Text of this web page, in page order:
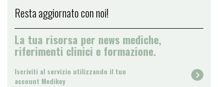
Resta aggiornato con noi!
La tua risorsa per news mediche,
riferimenti clinici e formazione.
Iscriviti al servizio utilizzando il tuo
account Medikey